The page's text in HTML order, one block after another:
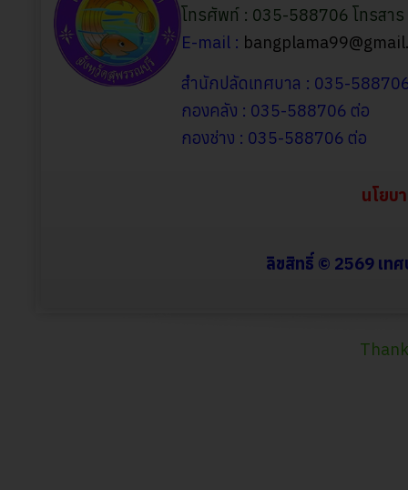
โทรศัพท์ : 035-588706 โทรสา
E-mail :
สำนักปลัดเทศบาล : 035-
กองคลัง : 035-588706 ต่อ
กองช่าง : 035-588706 ต่อ
นโยบ
ลิขสิทธิ์ © 2569 เท